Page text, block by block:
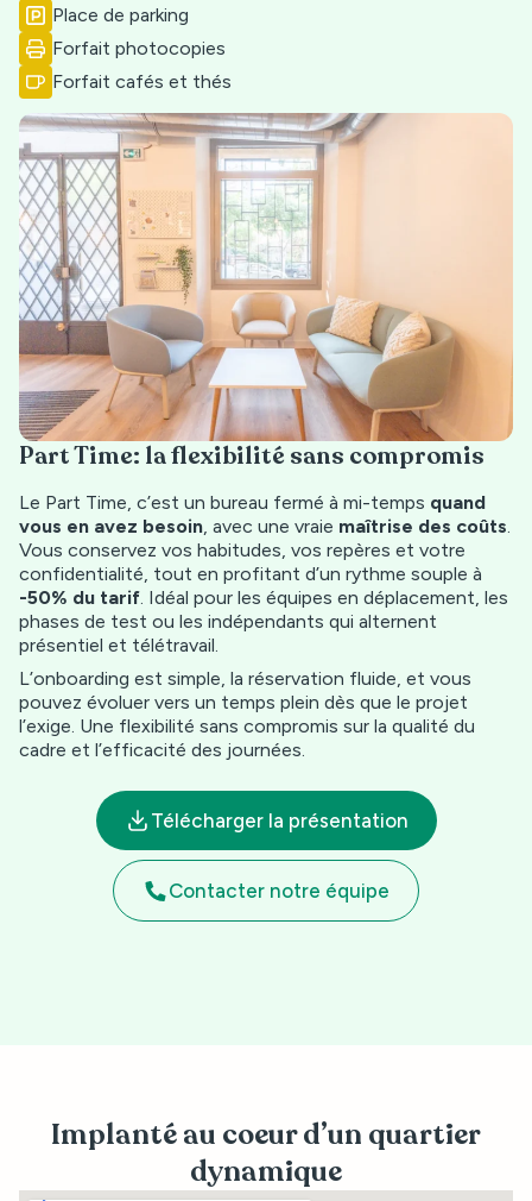
Place de parking
Forfait photocopies
Forfait cafés et thés
Part Time: la flexibilité sans compromis
Le Part Time, c’est un bureau fermé à mi-temps quand
vous en avez besoin, avec une vraie maîtrise des coûts.
Vous conservez vos habitudes, vos repères et votre
confidentialité, tout en profitant d’un rythme souple à
-50% du tarif. Idéal pour les équipes en déplacement, les
phases de test ou les indépendants qui alternent
présentiel et télétravail.
L’onboarding est simple, la réservation fluide, et vous
pouvez évoluer vers un temps plein dès que le projet
l’exige. Une flexibilité sans compromis sur la qualité du
cadre et l’efficacité des journées.
Télécharger la présentation
Contacter notre équipe
Implanté au coeur d’un quartier
dynamique